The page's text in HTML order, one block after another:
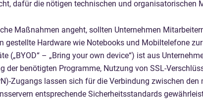
dafür die nötigen technischen und organisatorischen
Maßnahmen angeht, sollten Unternehmen
gestellte Hardware wie Notebooks und Mobiltelefone
(„BYOD“ – „Bring your own device“) ist aus
der benötigten Programme, Nutzung von SSL-
Zugangs lassen sich für die Verbindung zwischen
entsprechende Sicherheitsstandards